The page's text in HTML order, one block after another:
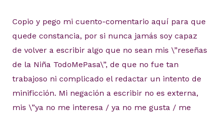
Copio y pego mi cuento-comentario aquí para que
quede constancia, por si nunca jamás soy capaz
de volver a escribir algo que no sean mis \”reseñas
de la Niña TodoMePasa\”, de que no fue tan
trabajoso ni complicado el redactar un intento de
minificción. Mi negación a escribir no es externa,
mis \”ya no me interesa / ya no me gusta / me